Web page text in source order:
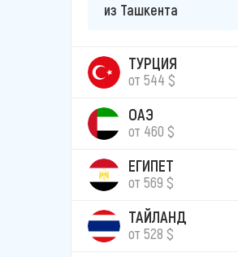
из Ташкента
ТУРЦИЯ
от 544 $
ОАЭ
от 460 $
ЕГИПЕТ
от 569 $
ТАЙЛАНД
от 528 $